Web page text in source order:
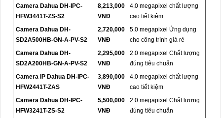
Camera Dahua DH-IPC-
HFW3441T-ZS-S2
8,213,000
VNĐ
4.0 megapixel chất lượng
cao tiết kiệm
Camera Dahua DH-
SD2A500HB-GN-A-PV-S2
2,720,000
VNĐ
5.0 megapixel Ứng dụng
cho công trình giá rẻ
Camera Dahua DH-
SD2A200HB-GN-A-PV-S2
2,295,000
VNĐ
2.0 megapixel Chất lượng
đúng tiêu chuẩn
Camera IP Dahua DH-IPC-
HFW2441T-ZAS
3,890,000
VNĐ
4.0 megapixel chất lượng
cao tiết kiệm
Camera Dahua DH-IPC-
HFW3241T-ZS-S2
5,500,000
VNĐ
2.0 megapixel Chất lượng
đúng tiêu chuẩn